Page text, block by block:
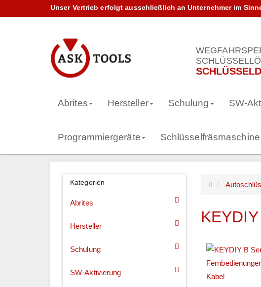
Unser Vertrieb erfolgt ausschließlich an Unternehmer im
Abrites Hersteller Schulung SW-
Programmiergeräte Schlüsselfräsmaschine
KEYDIY
Kategorien
Abrites
Hersteller
Schulung
SW-Aktivierung